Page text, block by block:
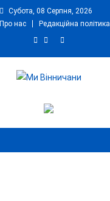
Субота, 08 Серпня, 2026
Про нас Редакційна політика